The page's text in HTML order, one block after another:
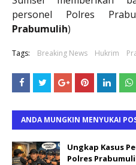
personel Polres
Prabumulih)
Tags: Breaking News Hukrim
ANDA MUNGKIN MENYUKAI
Ungkap Kasus
Polres